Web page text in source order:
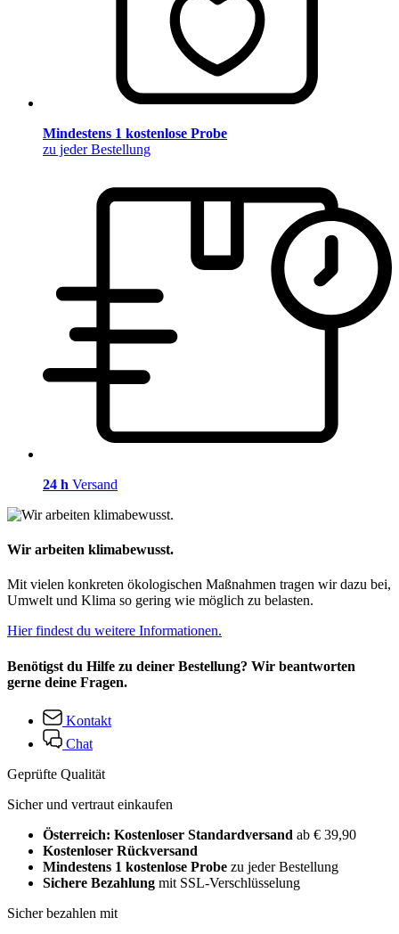
Mindestens 1 kostenlose Probe
zu jeder Bestellung
24 h Versand
Wir arbeiten klimabewusst.
Mit vielen konkreten ökologischen Maßnahmen tragen wir dazu bei,
Umwelt und Klima so gering wie möglich zu belasten.
Hier findest du weitere Informationen.
Benötigst du Hilfe zu deiner Bestellung? Wir beantworten
gerne deine Fragen.
Kontakt
Chat
Geprüfte Qualität
Sicher und vertraut einkaufen
Österreich: Kostenloser Standardversand ab € 39,90
Kostenloser Rückversand
Mindestens 1 kostenlose Probe zu jeder Bestellung
Sichere Bezahlung mit SSL-Verschlüsselung
Sicher bezahlen mit